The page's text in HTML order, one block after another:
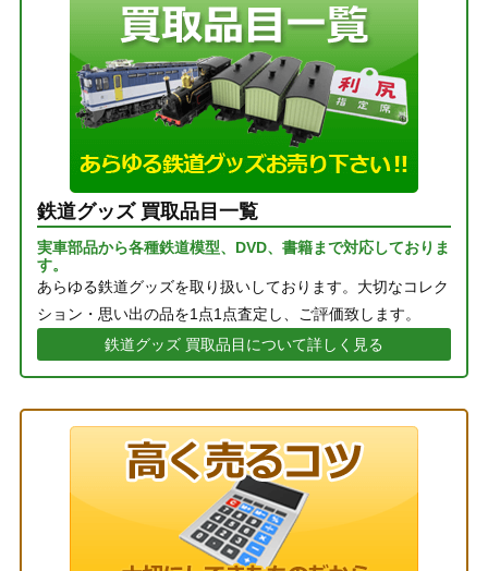
鉄道グッズ 買取品目一覧
実車部品から各種鉄道模型、DVD、書籍まで対応しておりま
す。
あらゆる鉄道グッズを取り扱いしております。大切なコレク
ション・思い出の品を1点1点査定し、ご評価致します。
鉄道グッズ 買取品目について詳しく見る